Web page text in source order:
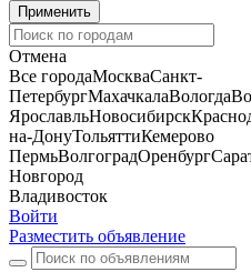
Применить
Отмена
Все городаМоскваСанкт-
ПетербургМахачкалаВологда
ЯрославльНовосибирск
на-ДонуТольяттиКемерово
ПермьВолгоградОренбург
Новгород
Владивосток
Войти
Разместить объявление